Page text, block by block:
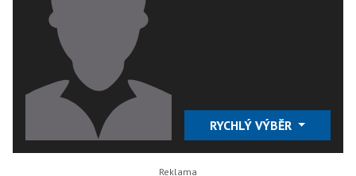
RYCHLÝ VÝBĚR